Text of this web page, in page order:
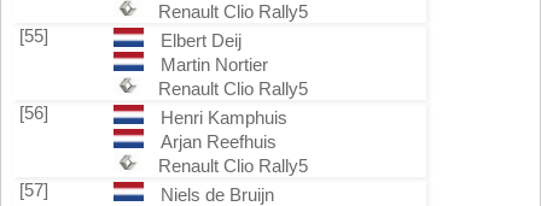
Renault Clio Rally5
[55]
Elbert Deij
Martin Nortier
Renault Clio Rally5
[56]
Henri Kamphuis
Arjan Reefhuis
Renault Clio Rally5
[57]
Niels de Bruijn